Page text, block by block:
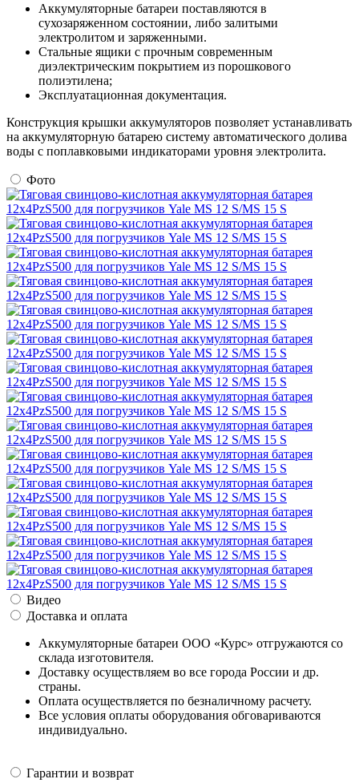
Аккумуляторные батареи поставляются в
сухозаряженном состоянии, либо залитыми
электролитом и заряженными.
Стальные ящики с прочным современным
диэлектрическим покрытием из порошкового
полиэтилена;
Эксплуатационная документация.
Конструкция крышки аккумуляторов позволяет устанавливать
на аккумуляторную батарею систему автоматического долива
воды с поплавковыми индикаторами уровня электролита.
Фото
Видео
Доставка и оплата
Аккумуляторные батареи ООО «Курс» отгружаются со
склада изготовителя.
Доставку осуществляем во все города России и др.
страны.
Оплата осуществляется по безналичному расчету.
Все условия оплаты оборудования обговариваются
индивидуально.
Гарантии и возврат